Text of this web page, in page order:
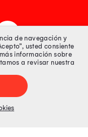
Todos los derechos
online publicados
de navegación y
usted consiente
información sobre
a revisar nuestra